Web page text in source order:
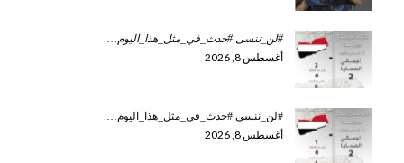
#لن_ننسى #حدث_في_مثل_هذا_اليوم…
أغسطس 8, 2026
#لن_ننسى #حدث_في_مثل_هذا_اليوم…
أغسطس 8, 2026